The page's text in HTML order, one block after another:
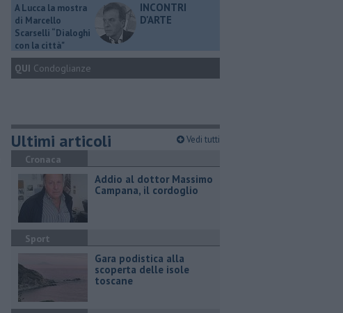
A Lucca la mostra
di Marcello
Scarselli “Dialoghi
con la città"
INCONTRI
D'ARTE
QUI Condoglianze
Ultimi articoli Vedi tutti
Cronaca
Addio al dottor Massimo
Campana, il cordoglio
Sport
Gara podistica alla
scoperta delle isole
toscane